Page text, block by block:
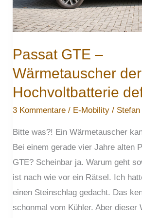
Passat GTE –
Wärmetauscher der
Hochvoltbatterie
3 Kommentare / E-Mobility / Stefan
Bitte was?! Ein Wärmetauscher
Bei einem gerade vier Jahre alten
GTE? Scheinbar ja. Warum geht
ist nach wie vor ein Rätsel. Ich
einen Steinschlag gedacht. Das
schonmal vom Kühler. Aber dieser